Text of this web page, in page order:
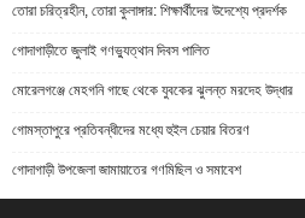
তোরা চরিত্রহীন, তোরা কুলাঙ্গার: শিক্ষার্থীদের উদেশ্যে প্রদর্শক
গোদাগাড়ীতে জুলাই গণভ্যুত্থান দিবস পালিত
মোরেলগঞ্জে মেহগনি গাছে থেকে যুবকের ঝুলন্ত মরদেহ উদ্ধার
গোমস্তাপুরে প্রতিবন্ধীদের মধ্যে হুইল চেয়ার বিতরণ
গোদাগাড়ী উপজেলা জামায়াতের গণমিছিল ও সমাবেশ